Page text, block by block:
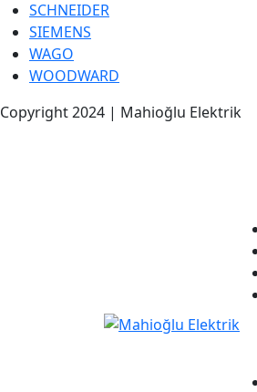
SCHNEIDER
SIEMENS
WAGO
WOODWARD
Copyright 2024 | Mahioğlu Elektrik